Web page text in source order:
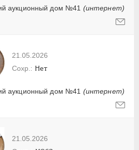
аукционный дом №41 (интернет)
21.05.2026
аукционный дом №41 (интернет)
Нет
21.05.2026